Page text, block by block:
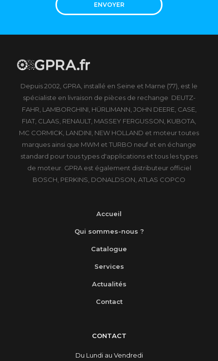
ENVOYER
Depuis 2002, GPRA, installé en Seine et Marne (77), est le
spécialiste en livraison de pièces de rechange DEUTZ-
FAHR, LAMBORGHINI, HÜRLIMANN, JOHN DEERE, CASE,
FIAT, CLAAS, RENAULT, MASSEY FERGUSSON, KUBOTA,
MC CORMICK, LANDINI, NEW HOLLAND et moteur toutes
marques ainsi que MWM et TURBO neuf et en échange
standard pour tous types d'applications et tous les types
de moteur. GPRA est également distributeur officiel
BOSCH, PERKINS, DONALDSON, ATLAS COPCO
Accueil
Qui sommes-nous ?
Catalogue
Services
Actualités
Contact
CONTACT
Du Lundi au Vendredi